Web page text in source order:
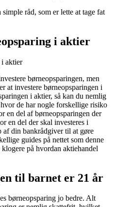
råd, som er lette at tage fat
i aktier
børneopsparingen, men
at investere børneopsparingen i
i aktier, så kan du nemlig
de har nogle forskellige risiko
en del af børneopsparingen der
en del der skal investeres i
din bankrådgiver til at gøre
guides på nettet som denne
på hvordan aktiehandel
til barnet er 21 år
børneopsparing jo bedre. Alt